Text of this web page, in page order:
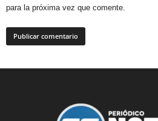
para la próxima vez que comente.